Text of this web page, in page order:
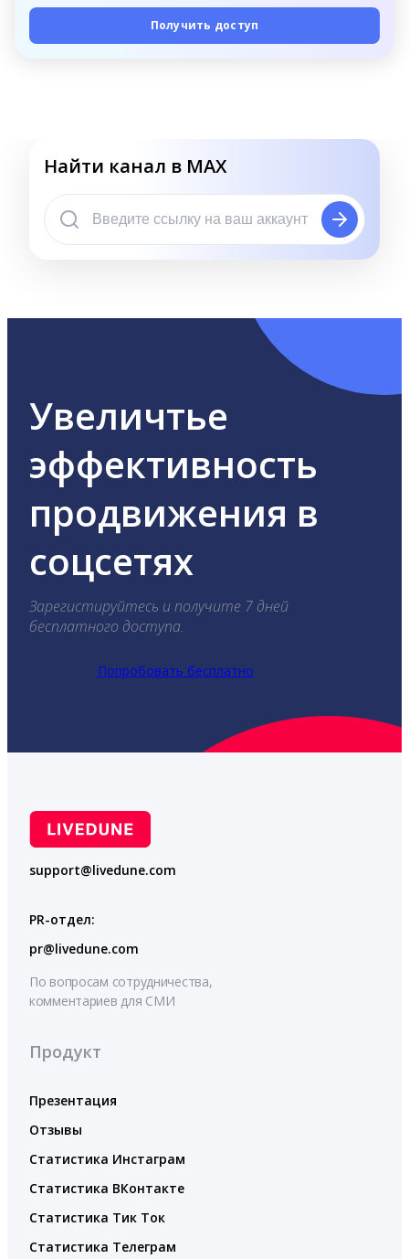
Получить доступ
Найти канал в MAX
Увеличтье
эффективность
продвижения в
соцсетях
Зарегистируйтесь и получите 7 дней
бесплатного доступа.
Попробовать бесплатно
support@livedune.com
PR-отдел:
pr@livedune.com
По вопросам сотрудничества,
комментариев для СМИ
Продукт
Презентация
Отзывы
Статистика Инстаграм
Статистика ВКонтакте
Статистика Тик Ток
Статистика Телеграм